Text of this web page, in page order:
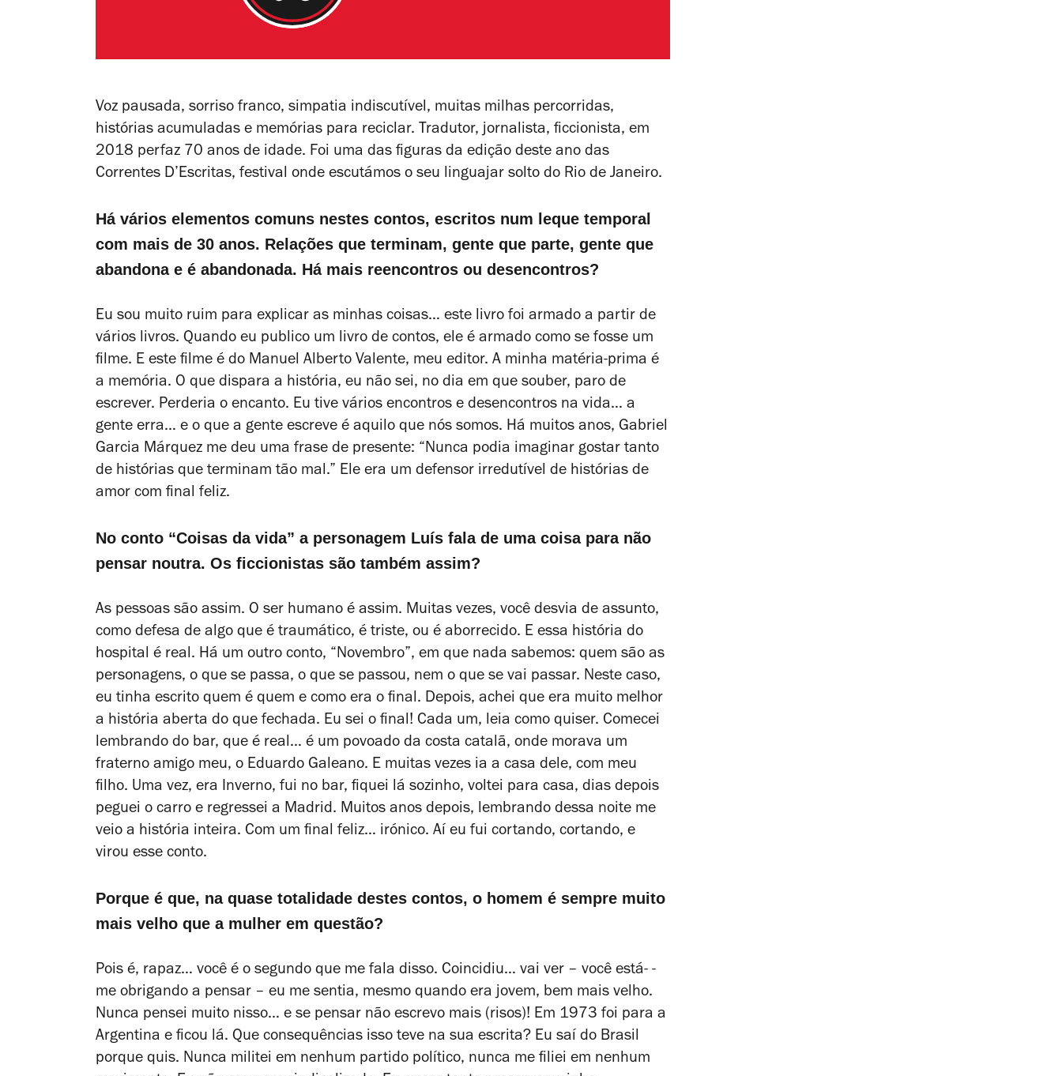
Voz pausada, sorriso franco, simpatia indiscutível, muitas milhas percorridas,
histórias acumuladas e memórias para reciclar. Tradutor, jornalista, ficcionista, em
2018 perfaz 70 anos de idade. Foi uma das figuras da edição deste ano das
Correntes D’Escritas, festival onde escutámos o seu linguajar solto do Rio de Janeiro.
Há vários elementos comuns nestes contos, escritos num leque temporal
com mais de 30 anos. Relações que terminam, gente que parte, gente que
abandona e é abandonada. Há mais reencontros ou desencontros?
Eu sou muito ruim para explicar as minhas coisas… este livro foi armado a partir de
vários livros. Quando eu publico um livro de contos, ele é armado como se fosse um
filme. E este filme é do Manuel Alberto Valente, meu editor. A minha matéria-prima é
a memória. O que dispara a história, eu não sei, no dia em que souber, paro de
escrever. Perderia o encanto. Eu tive vários encontros e desencontros na vida… a
gente erra… e o que a gente escreve é aquilo que nós somos. Há muitos anos, Gabriel
Garcia Márquez me deu uma frase de presente: “Nunca podia imaginar gostar tanto
de histórias que terminam tão mal.” Ele era um defensor irredutível de histórias de
amor com final feliz.
No conto “Coisas da vida” a personagem Luís fala de uma coisa para não
pensar noutra. Os ficcionistas são também assim?
As pessoas são assim. O ser humano é assim. Muitas vezes, você desvia de assunto,
como defesa de algo que é traumático, é triste, ou é aborrecido. E essa história do
hospital é real. Há um outro conto, “Novembro”, em que nada sabemos: quem são as
personagens, o que se passa, o que se passou, nem o que se vai passar. Neste caso,
eu tinha escrito quem é quem e como era o final. Depois, achei que era muito melhor
a história aberta do que fechada. Eu sei o final! Cada um, leia como quiser. Comecei
lembrando do bar, que é real… é um povoado da costa catalã, onde morava um
fraterno amigo meu, o Eduardo Galeano. E muitas vezes ia a casa dele, com meu
filho. Uma vez, era Inverno, fui no bar, fiquei lá sozinho, voltei para casa, dias depois
peguei o carro e regressei a Madrid. Muitos anos depois, lembrando dessa noite me
veio a história inteira. Com um final feliz… irónico. Aí eu fui cortando, cortando, e
virou esse conto.
Porque é que, na quase totalidade destes contos, o homem é sempre muito
mais velho que a mulher em questão?
Pois é, rapaz… você é o segundo que me fala disso. Coincidiu… vai ver – você está- -
me obrigando a pensar – eu me sentia, mesmo quando era jovem, bem mais velho.
Nunca pensei muito nisso… e se pensar não escrevo mais (risos)! Em 1973 foi para a
Argentina e ficou lá. Que consequências isso teve na sua escrita? Eu saí do Brasil
porque quis. Nunca militei em nenhum partido político, nunca me filiei em nenhum